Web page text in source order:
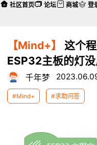
【Mind+】
这个
ESP32主板的灯
千年梦
#Mind+ #求助问答
社区首页 论坛 商城 登